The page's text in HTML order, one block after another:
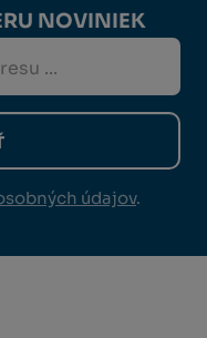
NOVINIEK
údajov.